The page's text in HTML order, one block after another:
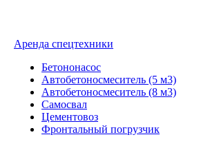
Аренда спецтехники
Бетононасос
Автобетоносмеситель (5 м3)
Автобетоносмеситель (8 м3)
Самосвал
Цементовоз
Фронтальный погрузчик